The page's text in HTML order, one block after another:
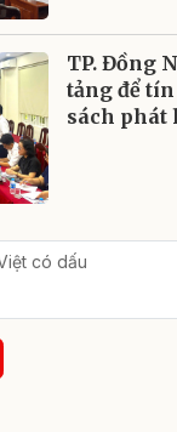
TP. Đồng
tảng để
sách phát